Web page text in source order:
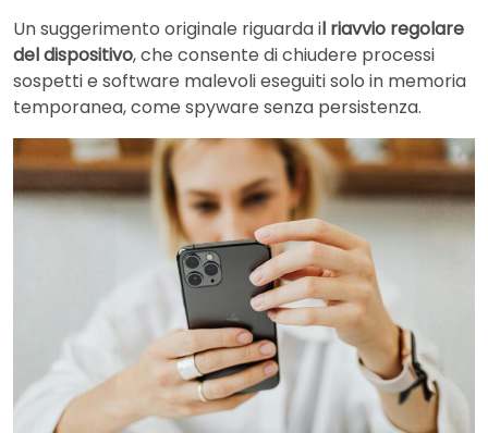
Un suggerimento originale riguarda il riavvio regolare
del dispositivo, che consente di chiudere processi
sospetti e software malevoli eseguiti solo in memoria
temporanea, come spyware senza persistenza.